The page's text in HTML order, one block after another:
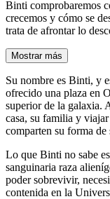
Binti comprobaremos
crecemos y cómo se
trata de afrontar lo
Mostrar más
Su nombre es Binti, y
ofrecido una plaza en
superior de la galaxia.
casa, su familia y
comparten su forma de
Lo que Binti no sabe
sanguinaria raza
poder sobrevivir,
contenida en la